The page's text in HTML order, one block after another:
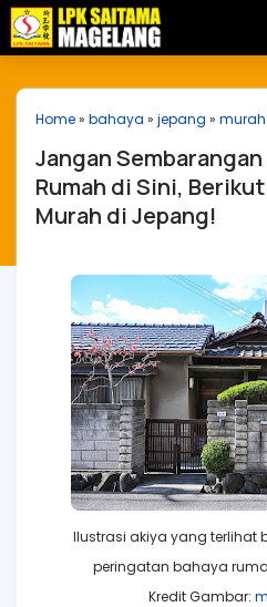
Home» bahaya » jepang » murah
Jangan
Rumah di Sini, Berikut
Murah di Jepang!
Ilustrasi akiya yang terlihat
peringatan bahaya
Kredit Gambar: